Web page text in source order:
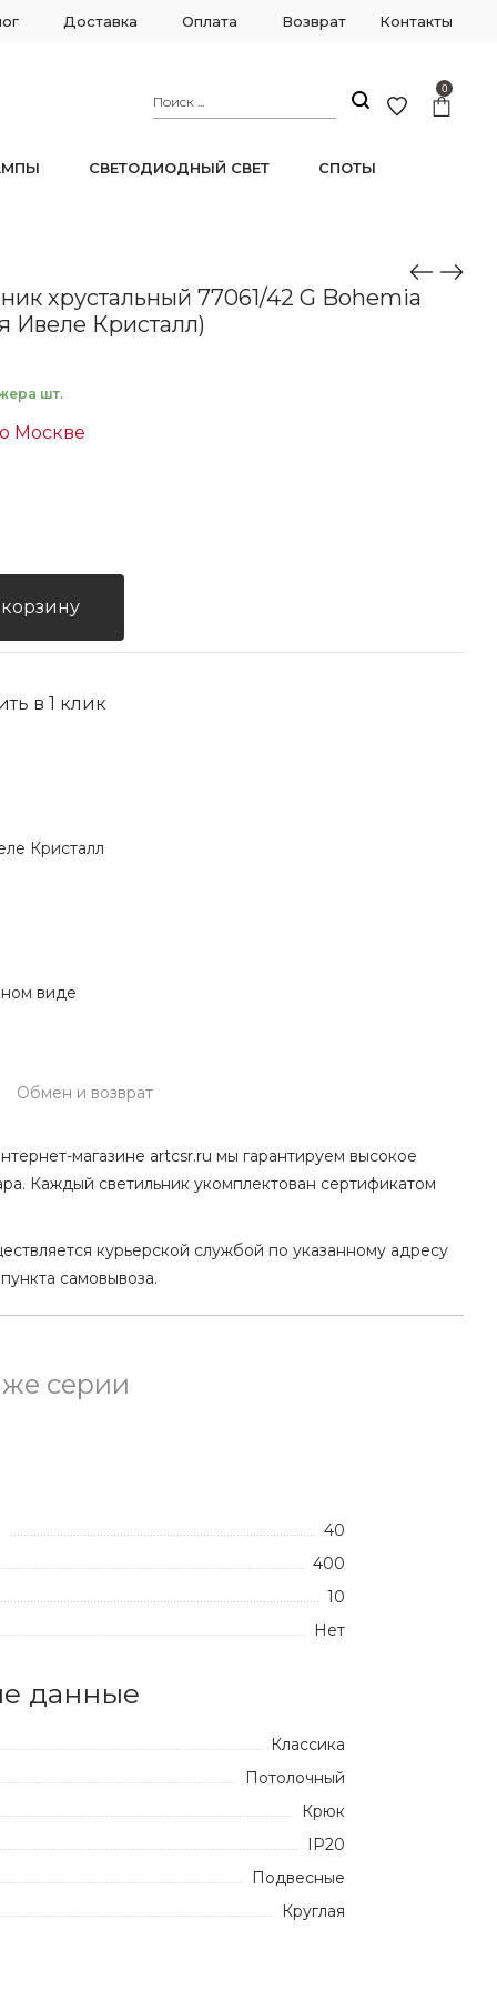
Доставка Оплата Возврат Контакты
0
СВЕТОДИОДНЫЙ СВЕТ СПОТЫ
хрустальный 77061/42 G Bohemia
Ивеле Кристалл)
шт.
Москве
в 1 клик
Кристалл
виде
Обмен и возврат
магазине artcsr.ru мы гарантируем высокое
Каждый светильник укомплектован сертификатом
курьерской службой по указанному адресу
самовывоза.
серии
40
400
10
Нет
данные
Классика
Потолочный
Крюк
IP20
Подвесные
Круглая